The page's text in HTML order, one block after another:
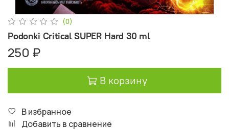
(0)
Podonki Critical SUPER Hard 30 ml
250 ₽
В корзину
В избранное
Добавить в сравнение